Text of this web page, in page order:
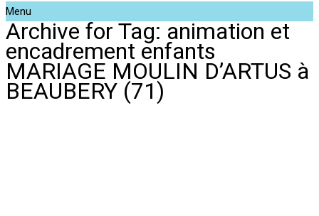
Menu
Archive for Tag: animation et
encadrement enfants
MARIAGE MOULIN D’ARTUS à
BEAUBERY (71)